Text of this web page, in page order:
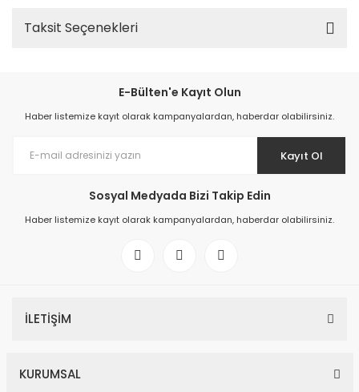
Taksit Seçenekleri
E-Bülten'e Kayıt Olun
Haber listemize kayıt olarak kampanyalardan, haberdar olabilirsiniz.
Kayıt Ol
Sosyal Medyada Bizi Takip Edin
Haber listemize kayıt olarak kampanyalardan, haberdar olabilirsiniz.
İLETİŞİM
KURUMSAL